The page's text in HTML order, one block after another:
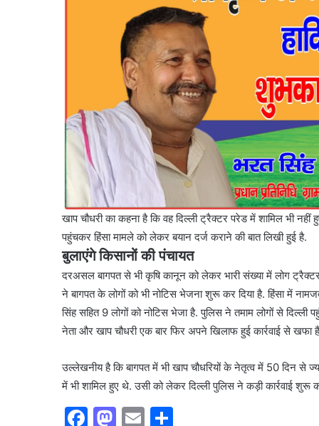
खाप चौधरी का कहना है कि वह दिल्ली ट्रैक्टर परेड में शामिल भी
पहुंचकर हिंसा मामले को लेकर बयान दर्ज कराने की बात लिखी हुई है.
बुलाएंगे किसानों की पंचायत
दरअसल बागपत से भी कृषि कानून को लेकर भारी संख्या में लोग
ने बागपत के लोगों को भी नोटिस भेजना शुरू कर दिया है. हिंसा में
सिंह सहित 9 लोगों को नोटिस भेजा है. पुलिस ने तमाम लोगों से
नेता और खाप चौधरी एक बार फिर अपने खिलाफ हुई कार्रवाई से खफा
उल्लेखनीय है कि बागपत में भी खाप चौधरियों के नेतृत्व में 50 दिन से
में भी शामिल हुए थे. उसी को लेकर दिल्ली पुलिस ने कड़ी कार्रवाई शुरू
F
M E